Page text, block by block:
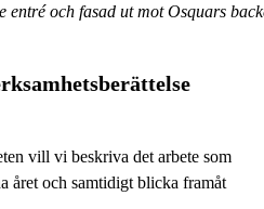
entré och fasad ut mot Osquars
vill vi beskriva det arbete som
året och samtidigt blicka framåt